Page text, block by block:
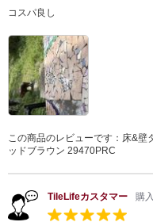
コスパ良し
この商品のレビューです： 床&壁
ッドブラウン 29470PRC
TileLifeカスタマー 購